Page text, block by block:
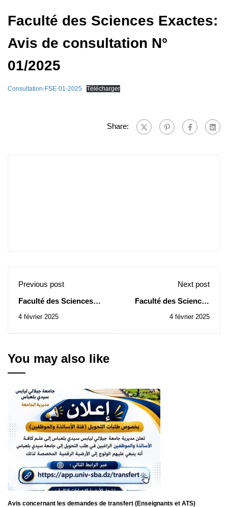
Faculté des Sciences Exactes:
Avis de consultation N°
01/2025
Consultation-FSE-01-2025 Télécharger
Share:
Previous post
Faculté des Sciences
Avis de consultation N°
4 février 2025
Next post
Faculté des Sciences
d'Attribution Provisoire
4 février 2025
You may also like
Avis concernant les demandes de transfert (Enseignants et ATS)